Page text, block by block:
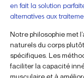
en fait la solution
alternatives aux
Notre philosophie met
naturels du corps
spécifiques. Les
faciliter la capacité
musculaire et à